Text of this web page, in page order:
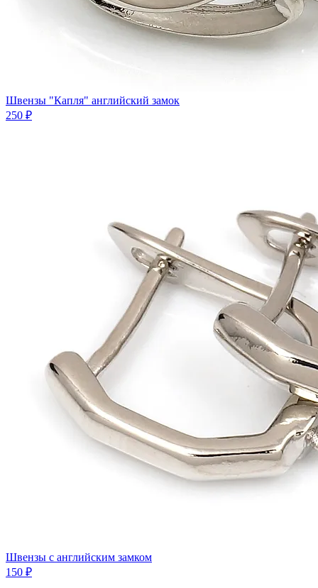
Швензы "Капля" английский замок
250 ₽
Швензы с английским замком
150 ₽